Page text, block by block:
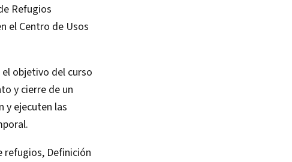
Refugios
el Centro de Usos
el objetivo del curso
y cierre de un
y ejecuten las
refugios, Definición